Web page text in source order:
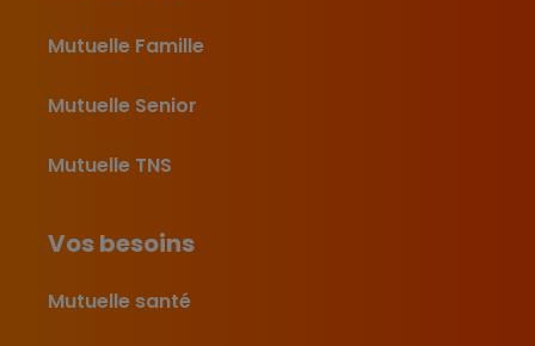
Mutuelle Famille
Mutuelle Senior
Mutuelle TNS
Vos besoins
Mutuelle santé